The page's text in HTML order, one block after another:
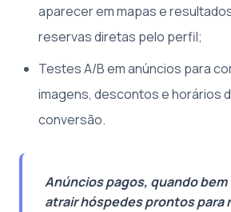
aparecer em mapas e
reservas diretas pelo perfil;
Testes A/B em anúncios para
imagens, descontos e horários
conversão.
Anúncios pagos, quando
atrair hóspedes prontos para